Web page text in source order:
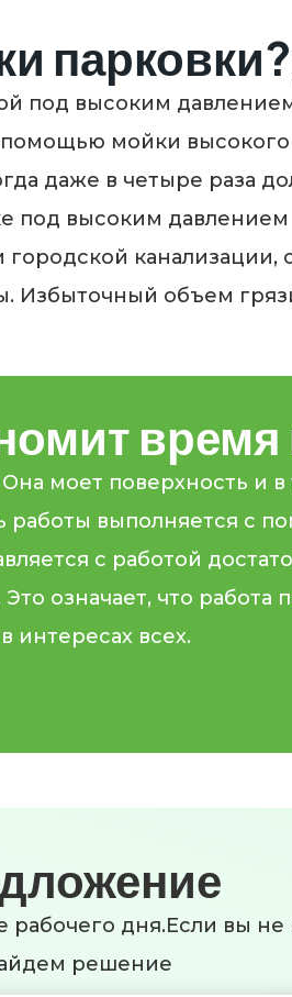
под высоким
мойки
даже в четыре раза
высоким давлением
Избыточный объем
время
моет поверхность и
работы выполняется с
с работой
означает, что работа
интересах всех.
дня.Если вы
решение